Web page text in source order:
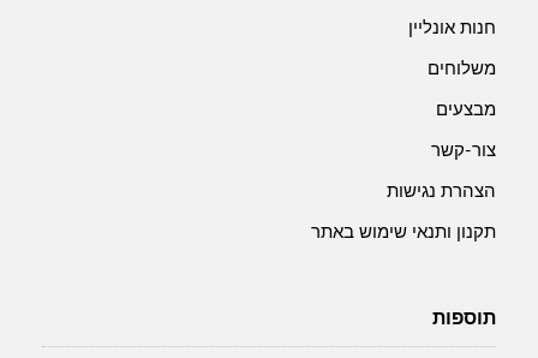
חנות אונליין
משלוחים
מבצעים
צור-קשר
הצהרת נגישות
תקנון ותנאי שימוש באתר
תוספות